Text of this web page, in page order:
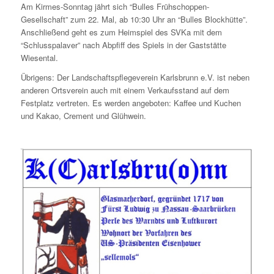
Am Kirmes-Sonntag jährt sich “Bulles Frühschoppen-
Gesellschaft” zum 22. Mal, ab 10:30 Uhr an “Bulles Blockhütte”.
Anschließend geht es zum Heimspiel des SVKa mit dem
“Schlusspalaver” nach Abpfiff des Spiels in der Gaststätte
Wiesental.
Übrigens: Der Landschaftspflegeverein Karlsbrunn e.V. ist neben
anderen Ortsverein auch mit einem Verkaufsstand auf dem
Festplatz vertreten. Es werden angeboten: Kaffee und Kuchen
und Kakao, Crement und Glühwein.